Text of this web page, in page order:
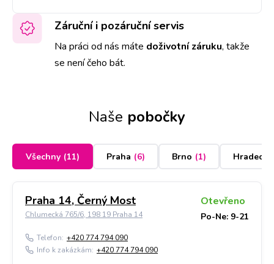
Záruční i pozáruční servis
Na práci od nás máte doživotní záruku, takže
se není čeho bát.
Naše pobočky
Všechny (11) Praha (6) Brno (1) Hradec
Praha 14, Černý Most
Chlumecká 765/6, 198 19 Praha 14
Otevřeno
Po-Ne: 9-21
Telefon: +420 774 794 090
Info k zakázkám: +420 774 794 090